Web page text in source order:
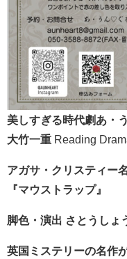
美しすぎる時代劇あ・
大竹一重 Reading
アガサ・クリスティー
『マウストラップ』
脚色・演出 さとうしょ
英国ミステリーの名作